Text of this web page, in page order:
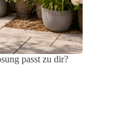
passt zu dir?